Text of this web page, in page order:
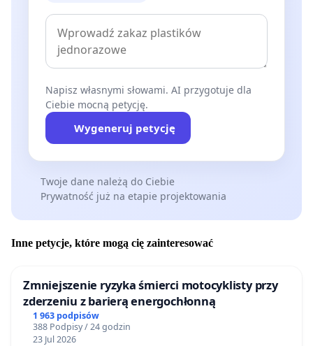
Napisz własnymi słowami. AI przygotuje dla
Ciebie mocną petycję.
Wygeneruj petycję
Twoje dane należą do Ciebie
Prywatność już na etapie projektowania
Inne petycje, które mogą cię zainteresować
Zmniejszenie ryzyka śmierci motocyklisty przy
zderzeniu z barierą energochłonną
1 963 podpisów
388 Podpisy / 24 godzin
23 Jul 2026